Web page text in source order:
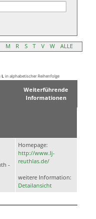
M R S T V W ALLE
L in alphabetischer Reihenfolge
Weiterführende
Informationen
-
Homepage:
http://www.lj-
reuthlas.de/
weitere Information:
Detailansicht